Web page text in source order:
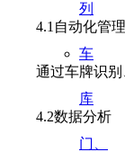
列
车
库
门、
4.1自动化管理
通过车牌识别、
4.2数据分析